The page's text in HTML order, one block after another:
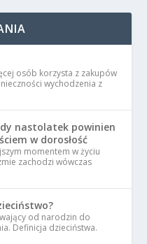
osób korzysta z zakupów
wychodzenia z
nastolatek powinien
w dorosłość
momentem w życiu
zachodzi wówczas
od narodzin do
Definicja dzieciństwa.